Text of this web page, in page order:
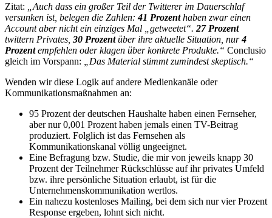
Zitat:
„Auch dass ein großer Teil der Twitterer im Dauerschlaf
versunken ist, belegen die Zahlen:41 Prozenthaben zwar einen
Account aber nicht ein einziges Mal „getweetet“. 27 Prozent
twittern Privates, 30 Prozentüber ihre aktuelle Situation, nur4
Prozentempfehlen oder klagen über konkrete Produkte.“ Conclusio
gleich im Vorspann: „Das Material stimmt zumindest skeptisch.“
Wenden wir diese Logik auf andere Medienkanäle oder
Kommunikationsmaßnahmen an:
95 Prozent der deutschen Haushalte haben einen Fernseher,
aber nur 0,001 Prozent haben jemals einen TV-Beitrag
produziert. Folglich ist das Fernsehen als
Kommunikationskanal völlig ungeeignet.
Eine Befragung bzw. Studie, die mir von jeweils knapp 30
Prozent der Teilnehmer Rückschlüsse auf ihr privates Umfeld
bzw. ihre persönliche Situation erlaubt, ist für die
Unternehmenskommunikation wertlos.
Ein nahezu kostenloses Mailing, bei dem sich nur vier Prozent
Response ergeben, lohnt sich nicht.